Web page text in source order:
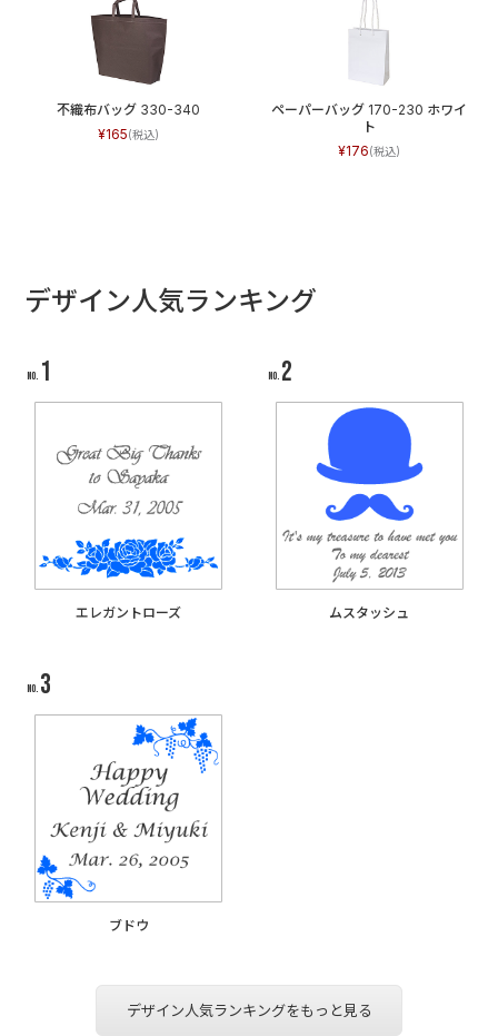
不織布バッグ 330-340
165
ペーパーバッグ 170-230 ホワイ
ト
176
デザイン人気ランキング
エレガントローズ ムスタッシュ
ブドウ
デザイン人気ランキングをもっと見る